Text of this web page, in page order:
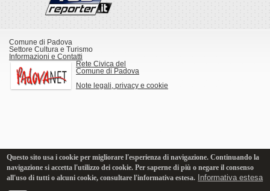
Comune di Padova
Settore Cultura e Turismo
Informazioni e Contatti
Rete Civica del
Comune di Padova
Note legali, privacy e cookie
Questo sito usa i cookie per migliorare l'esperienza di navigazione. Continuando la
navigazione si accetta l'utilizzo dei cookie. Per saperne di più o negare il consenso
all'uso di tutti o alcuni cookie, consultare l'informativa estesa. Informativa estesa